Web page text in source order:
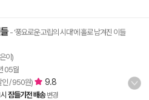
- ‘풍요로운 고립의 시대’에 홀로 남겨진 이들
이)
05월
인 / 950원) 9.8
잠들기전 배송 변경